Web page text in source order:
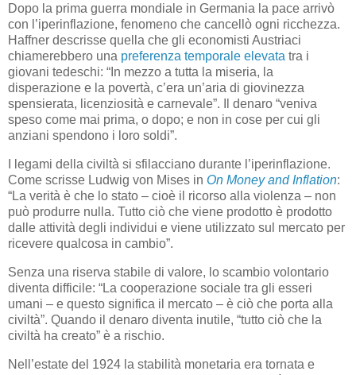
Dopo la prima guerra mondiale in Germania la pace arrivò
con l’iperinflazione, fenomeno che cancellò ogni ricchezza.
Haffner descrisse quella che gli economisti Austriaci
chiamerebbero una preferenza temporale elevata tra i
giovani tedeschi: “In mezzo a tutta la miseria, la
disperazione e la povertà, c’era un’aria di giovinezza
spensierata, licenziosità e carnevale”. Il denaro “veniva
speso come mai prima, o dopo; e non in cose per cui gli
anziani spendono i loro soldi”.
I legami della civiltà si sfilacciano durante l’iperinflazione.
Come scrisse Ludwig von Mises in On Money and Inflation:
“La verità è che lo stato – cioè il ricorso alla violenza – non
può produrre nulla. Tutto ciò che viene prodotto è prodotto
dalle attività degli individui e viene utilizzato sul mercato per
ricevere qualcosa in cambio”.
Senza una riserva stabile di valore, lo scambio volontario
diventa difficile: “La cooperazione sociale tra gli esseri
umani – e questo significa il mercato – è ciò che porta alla
civiltà”. Quando il denaro diventa inutile, “tutto ciò che la
civiltà ha creato” è a rischio.
Nell’estate del 1924 la stabilità monetaria era tornata e